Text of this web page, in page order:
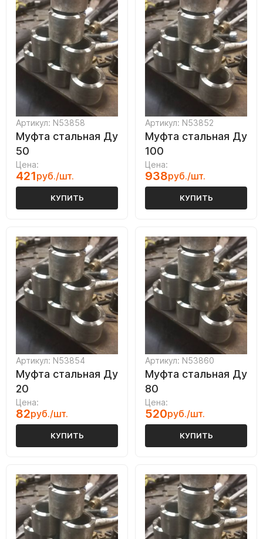
Артикул: N53858
Муфта стальная Ду
50
Цена:
421руб./шт.
КУПИТЬ
Артикул: N53852
Муфта стальная Ду
100
Цена:
938руб./шт.
КУПИТЬ
Артикул: N53854
Муфта стальная Ду
20
Цена:
82руб./шт.
КУПИТЬ
Артикул: N53860
Муфта стальная Ду
80
Цена:
520руб./шт.
КУПИТЬ